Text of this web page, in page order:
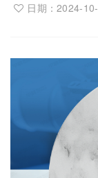
日期：2024-